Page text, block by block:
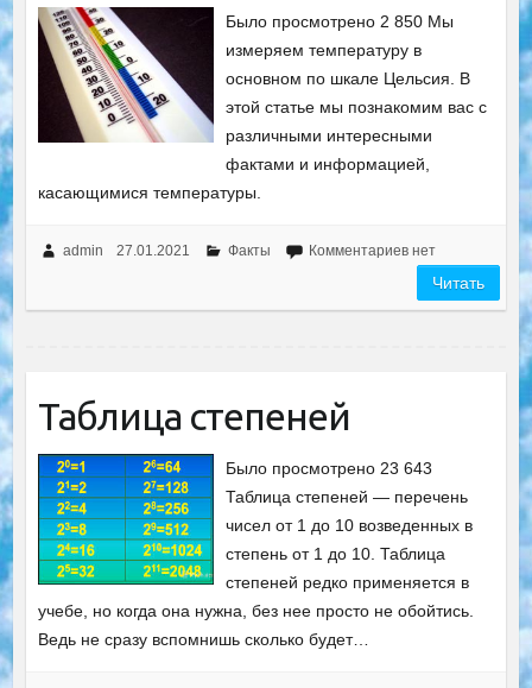
Было просмотрено 2 850 Мы
измеряем температуру в
основном по шкале Цельсия. В
этой статье мы познакомим вас с
различными интересными
фактами и информацией,
касающимися температуры.
admin 27.01.2021 Факты Комментариев нет
Читать
Таблица степеней
Было просмотрено 23 643
Таблица степеней — перечень
чисел от 1 до 10 возведенных в
степень от 1 до 10. Таблица
степеней редко применяется в
учебе, но когда она нужна, без нее просто не обойтись.
Ведь не сразу вспомнишь сколько будет…